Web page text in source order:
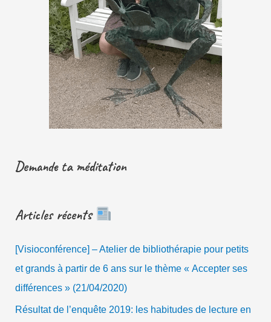
Demande ta méditation
Articles récents
[Visioconférence] – Atelier de bibliothérapie pour petits
et grands à partir de 6 ans sur le thème « Accepter ses
différences » (21/04/2020)
Résultat de l’enquête 2019: les habitudes de lecture en